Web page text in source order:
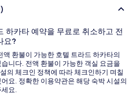
하카타 예약을 무료로 취소하고 전
요?
액 환불이 가능한 호텔 트라드 하카타의
니다. 전액 환불이 가능한 객실 요금을
의 체크인 정책에 따라 체크인하기 며칠
요. 정확한 이용약관은 해당 숙박 시설의
요.